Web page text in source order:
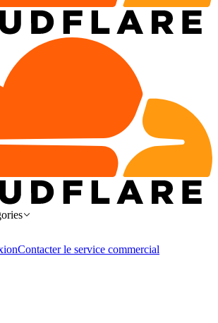
Contacter le service commercial